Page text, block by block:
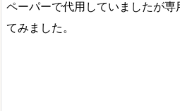
ペーパーで代用していましたが専
てみました。